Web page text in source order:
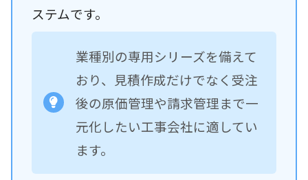
ステムです。
業種別の専用シリーズを備えて
おり、見積作成だけでなく受注
後の原価管理や請求管理まで一
元化したい工事会社に適してい
ます。